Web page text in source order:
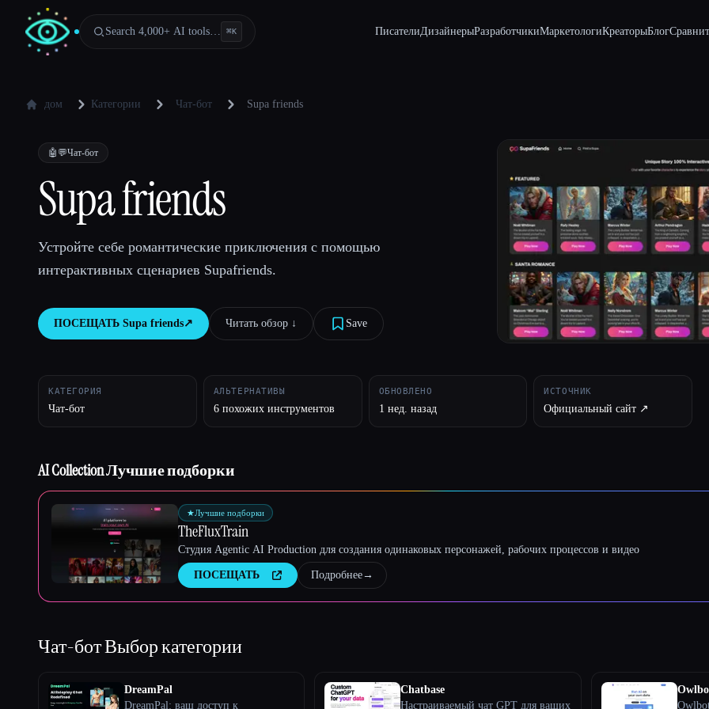
Search 4,000+ AI tools… ⌘K ПисателиДизайнерыРазработчикиМаркетологиКреаторыБлог
дом Категории Чат-бот Supa friends
🤖💬Чат-бот
Supa friends
Устройте себе романтические приключения с помощью
интерактивных сценариев Supafriends.
ПОСЕЩАТЬ Supa friends↗︎ Читать обзор ↓︎ Save
КАТЕГОРИЯ
Чат-бот
АЛЬТЕРНАТИВЫ
6 похожих инструментов
ОБНОВЛЕНО
1 нед. назад
ИСТОЧНИК
Официальный сайт ↗︎
AI Collection Лучшие подборки
★Лучшие подборки
TheFluxTrain
Студия Agentic AI Production для создания одинаковых персонажей, рабочих процессов и видео
ПОСЕЩАТЬ Подробнее→
Чат-ботВыбор категории
DreamPal
DreamPal: ваш доступ к
Chatbase
Настраиваемый чат GPT для ваших